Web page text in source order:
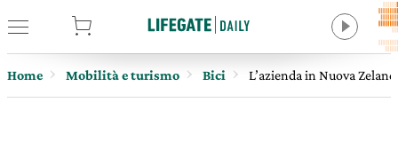
Home Mobilità e turismo Bici L’azienda in Nuova